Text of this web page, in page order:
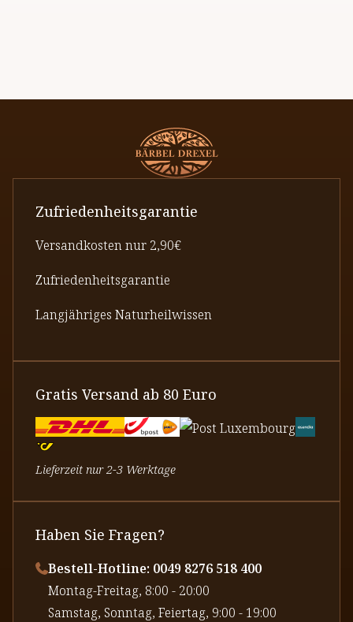
Zufriedenheitsgarantie
Versandkosten nur 2,90€
Zufriedenheitsgarantie
Langjähriges Naturheilwissen
Gratis Versand ab 80 Euro
Lieferzeit nur 2-3 Werktage
Haben Sie Fragen?
Bestell-Hotline: 0049 8276 518 400
⁠Montag-Freitag, 8:00 - 20:00
⁠Samstag, Sonntag, Feiertag, 9:00 - 19:00